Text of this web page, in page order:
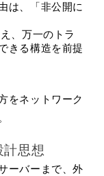
は、「非公開に
、万一のトラ
きる構造を前提
をネットワーク
思想
ーバーまで、外